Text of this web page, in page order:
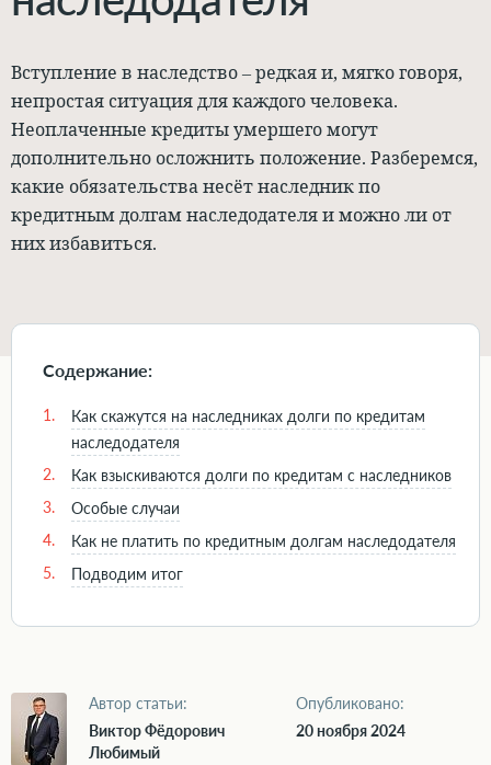
Вступление в наследство – редкая и, мягко говоря,
непростая ситуация для каждого человека.
Неоплаченные кредиты умершего могут
дополнительно осложнить положение. Разберемся,
какие обязательства несёт наследник по
кредитным долгам наследодателя и можно ли от
них избавиться.
Содержание:
1.
Как скажутся на наследниках долги по кредитам
наследодателя
2.
Как взыскиваются долги по кредитам с наследников
3.
Особые случаи
4.
Как не платить по кредитным долгам наследодателя
5.
Подводим итог
Автор статьи:
Виктор Фёдорович
Любимый
Опубликовано:
20 ноября 2024